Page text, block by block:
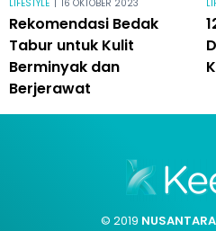
LIFESTYLE | 16 OKTOBER 2023
Rekomendasi Bedak
Tabur untuk Kulit
Berminyak dan
Berjerawat
© 2019